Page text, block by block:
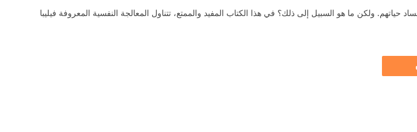
حياتهم. ولكن ما هو السبيل إلى ذلك؟ في هذا الكتاب المفيد والممتع، تتناول المعالجة النفسية المعروفة فيليبا